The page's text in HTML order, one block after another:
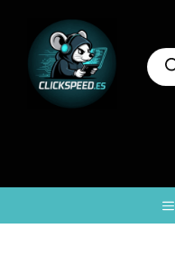
contenido
de